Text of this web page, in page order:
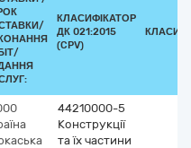
КЛАСИФІКАТОР
ДК 021:2015
(CPV)
44210000-5
Конструкції
та їх частини